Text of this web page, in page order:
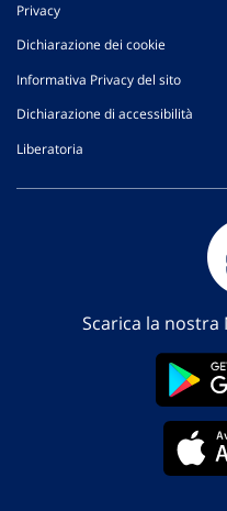
Privacy
Dichiarazione dei cookie
Informativa Privacy del sito
Dichiarazione di accessibilità
Liberatoria
Scarica la nostra